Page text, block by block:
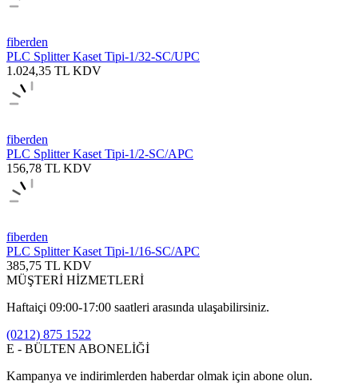
fiberden
PLC Splitter Kaset Tipi-1/32-SC/UPC
1.024,35 TL KDV
fiberden
PLC Splitter Kaset Tipi-1/2-SC/APC
156,78 TL KDV
fiberden
PLC Splitter Kaset Tipi-1/16-SC/APC
385,75 TL KDV
MÜŞTERİ HİZMETLERİ
Haftaiçi 09:00-17:00 saatleri arasında ulaşabilirsiniz.
(0212) 875 1522
E - BÜLTEN ABONELİĞİ
Kampanya ve indirimlerden haberdar olmak için abone olun.